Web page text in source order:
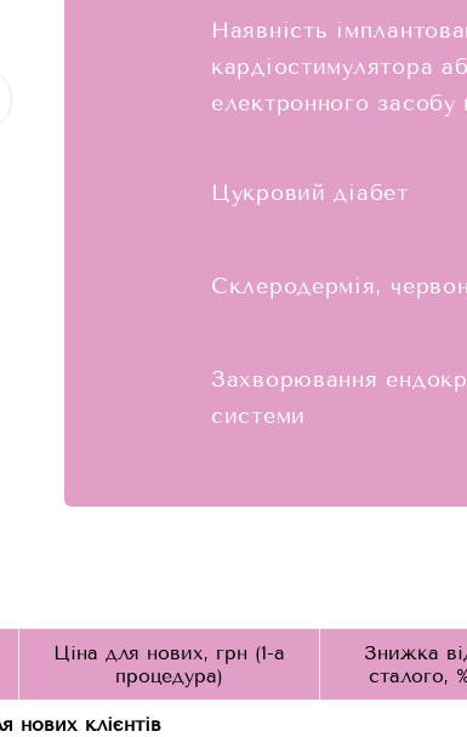
Наявність
кардіостимулятора
електронного засобу
Цукровий діабет
Склеродермія,
Захворювання
системи
Ціна для нових, грн (1-а
процедура)
Знижка
сталого,
нових клієнтів